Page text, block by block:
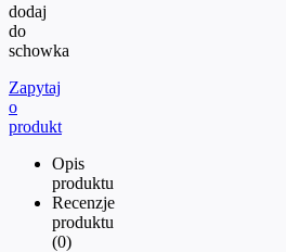
dodaj
do
schowka
Zapytaj
o
produkt
Opis
produktu
Recenzje
produktu
(0)